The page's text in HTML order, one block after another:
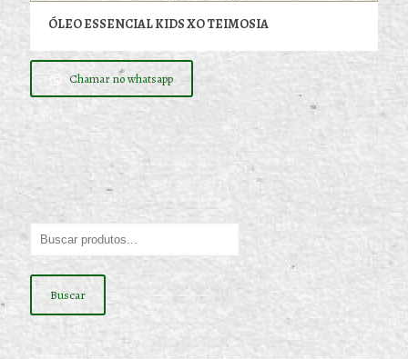
ÓLEO ESSENCIAL KIDS XO TEIMOSIA
Chamar no whatsapp
Buscar